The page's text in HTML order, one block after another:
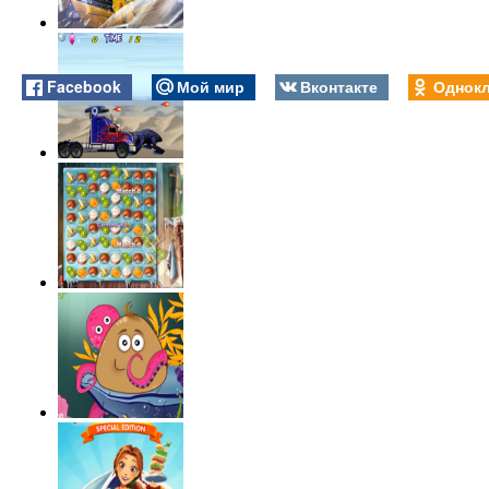
Facebook Мой мир Вконтакте